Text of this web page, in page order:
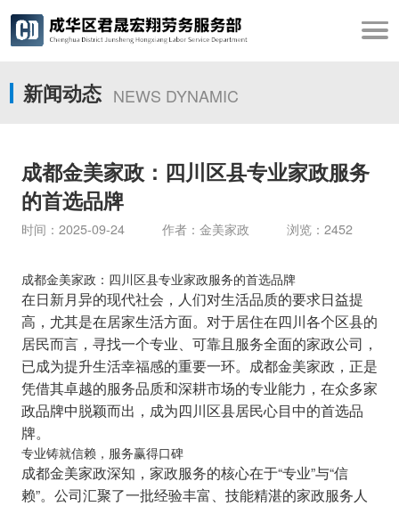
新闻动态 NEWS DYNAMIC
成都金美家政：四川区县专业家政服务
的首选品牌
时间：2025-09-24 作者：金美家政 浏览：2452
成都金美家政：四川区县专业家政服务的首选品牌
在日新月异的现代社会，人们对生活品质的要求日益提
高，尤其是在居家生活方面。对于居住在四川各个区县的
居民而言，寻找一个专业、可靠且服务全面的家政公司，
已成为提升生活幸福感的重要一环。成都金美家政，正是
凭借其卓越的服务品质和深耕市场的专业能力，在众多家
政品牌中脱颖而出，成为四川区县居民心目中的首选品
牌。
专业铸就信赖，服务赢得口碑
成都金美家政深知，家政服务的核心在于“专业”与“信
赖”。公司汇聚了一批经验丰富、技能精湛的家政服务人